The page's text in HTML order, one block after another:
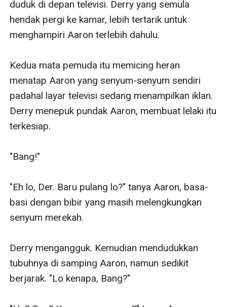
duduk di depan televisi. Derry yang semula
hendak pergi ke kamar, lebih tertarik untuk
menghampiri Aaron terlebih dahulu.
Kedua mata pemuda itu memicing heran
menatap Aaron yang senyum-senyum sendiri
padahal layar televisi sedang menampilkan iklan.
Derry menepuk pundak Aaron, membuat lelaki itu
terkesiap.
"Bang!"
"Eh lo, Der. Baru pulang lo?" tanya Aaron, basa-
basi dengan bibir yang masih melengkungkan
senyum merekah.
Derry mengangguk. Kemudian mendudukkan
tubuhnya di samping Aaron, namun sedikit
berjarak. "Lo kenapa, Bang?"